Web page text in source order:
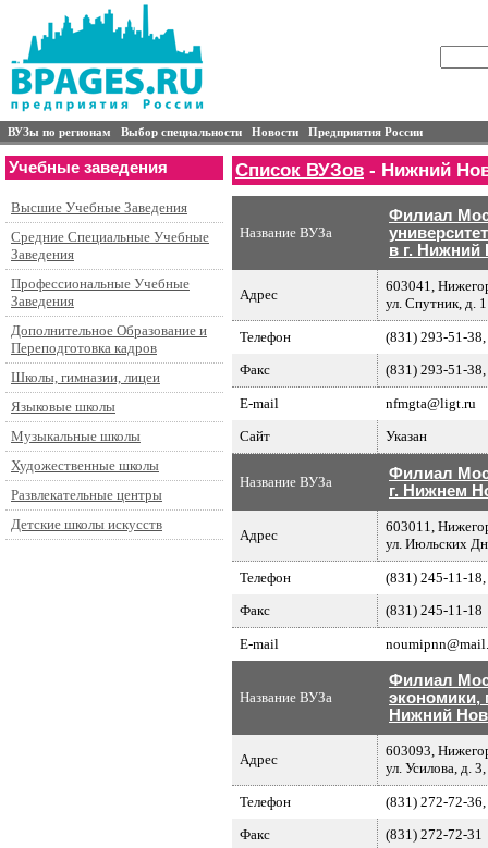
ВУЗы по регионам Выбор специальности Новости Предприятия России
Учебные заведения
Высшие Учебные Заведения
Средние Специальные Учебные
Заведения
Профессиональные Учебные
Заведения
Дополнительное Образование и
Переподготовка кадров
Школы, гимназии, лицеи
Языковые школы
Музыкальные школы
Художественные школы
Развлекательные центры
Детские школы искусств
Список ВУЗов - Нижний
Название ВУЗа
Филиал
в г. Нижний
Адрес
603041,
ул. Спутник, д.
Телефон
(831) 293-51-
Факс
(831) 293-51-
E-mail
nfmgta@ligt.ru
Сайт
Указан
Название ВУЗа
Филиал
г. Нижнем
Адрес
603011,
ул. Июльских
Телефон
(831) 245-11-
Факс
(831) 245-11-18
E-mail
Название ВУЗа
Филиал
экономики,
Нижний
Адрес
603093,
ул. Усилова, д.
Телефон
(831) 272-72-
Факс
(831) 272-72-31